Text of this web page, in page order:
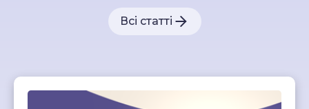
Всі статті